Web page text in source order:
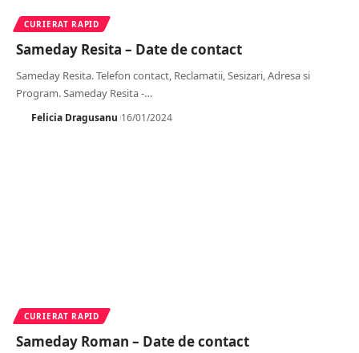
CURIERAT RAPID
Sameday Resita – Date de contact
Sameday Resita. Telefon contact, Reclamatii, Sesizari, Adresa si
Program. Sameday Resita -…
Felicia Dragusanu 16/01/2024
CURIERAT RAPID
Sameday Roman – Date de contact